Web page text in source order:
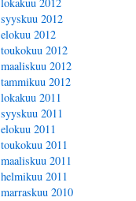
syyskuu 2012
elokuu 2012
toukokuu 2012
maaliskuu 2012
tammikuu 2012
lokakuu 2011
syyskuu 2011
elokuu 2011
toukokuu 2011
maaliskuu 2011
helmikuu 2011
marraskuu 2010